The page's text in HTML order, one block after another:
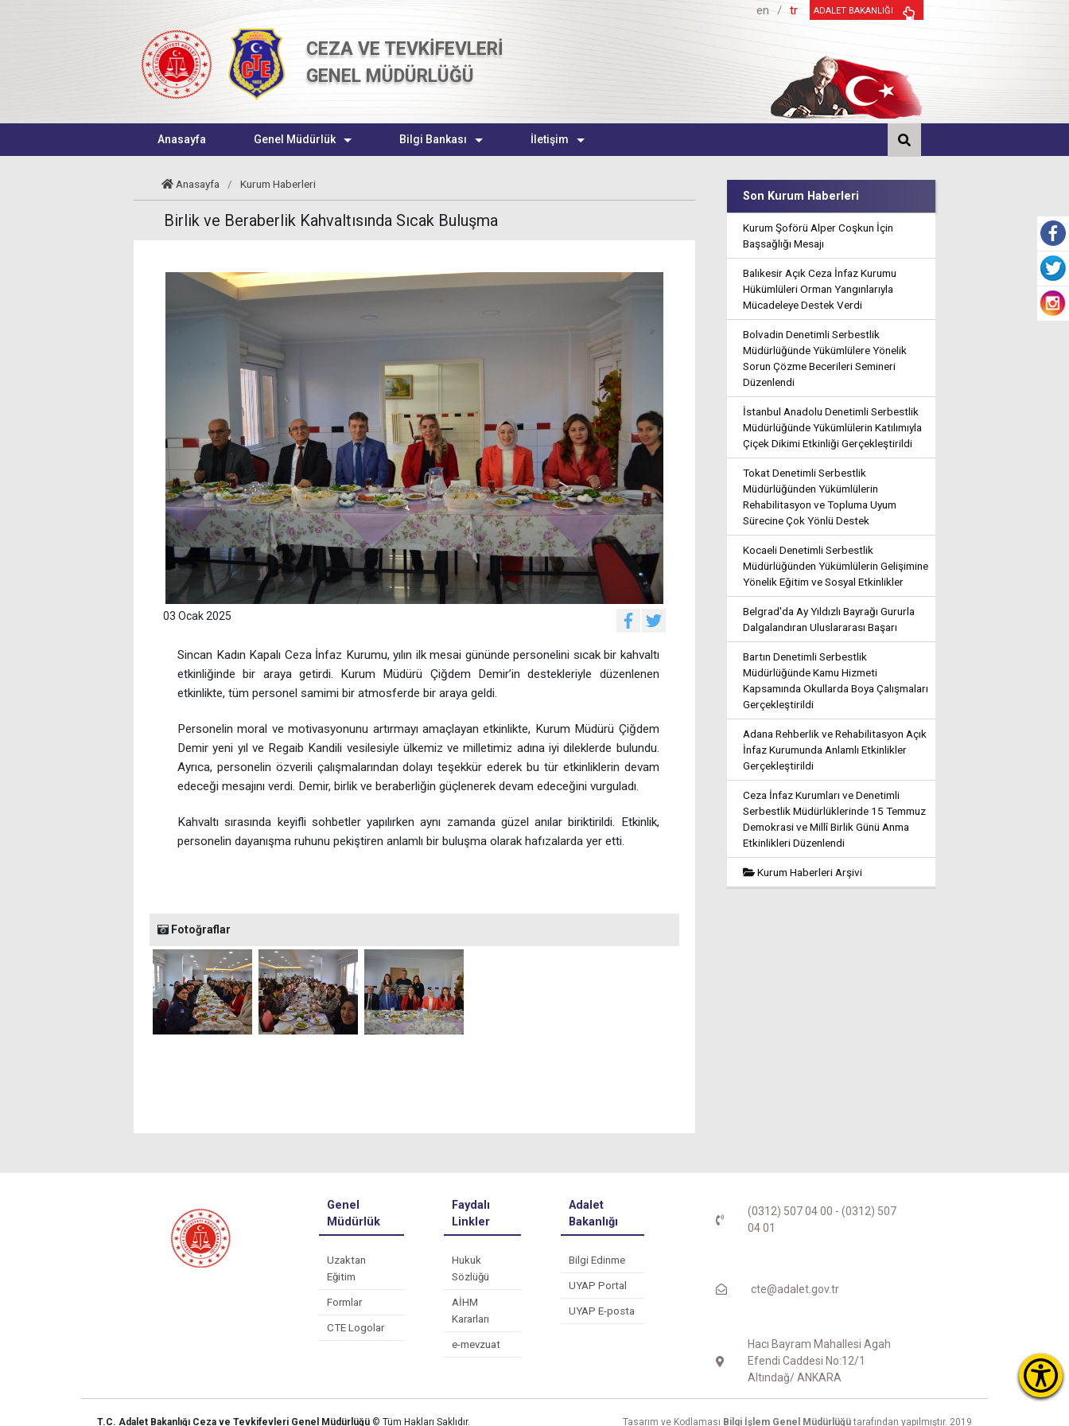
CEZA VE TEVKİFEVLERİ
GENEL MÜDÜRLÜĞÜ
en / tr ADALET BAKANLIĞI
Anasayfa Genel Müdürlük Bilgi Bankası İletişim
Anasayfa / Kurum Haberleri
Birlik ve Beraberlik Kahvaltısında Sıcak Buluşma
03 Ocak 2025
Sincan Kadın Kapalı Ceza İnfaz Kurumu, yılın ilk mesai gününde personelini sıcak bir kahvaltı
etkinliğinde bir araya getirdi. Kurum Müdürü Çiğdem Demir’in destekleriyle düzenlenen
etkinlikte, tüm personel samimi bir atmosferde bir araya geldi.
Personelin moral ve motivasyonunu artırmayı amaçlayan etkinlikte, Kurum Müdürü Çiğdem
Demir yeni yıl ve Regaib Kandili vesilesiyle ülkemiz ve milletimiz adına iyi dileklerde bulundu.
Ayrıca, personelin özverili çalışmalarından dolayı teşekkür ederek bu tür etkinliklerin devam
edeceği mesajını verdi. Demir, birlik ve beraberliğin güçlenerek devam edeceğini vurguladı.
Kahvaltı sırasında keyifli sohbetler yapılırken aynı zamanda güzel anılar biriktirildi. Etkinlik,
personelin dayanışma ruhunu pekiştiren anlamlı bir buluşma olarak hafızalarda yer etti.
Fotoğraflar
Son Kurum Haberleri
Kurum Şoförü Alper Coşkun İçin
Başsağlığı Mesajı
Balıkesir Açık Ceza İnfaz Kurumu
Hükümlüleri Orman Yangınlarıyla
Mücadeleye Destek Verdi
Bolvadin Denetimli Serbestlik
Müdürlüğünde Yükümlülere Yönelik
Sorun Çözme Becerileri Semineri
Düzenlendi
İstanbul Anadolu Denetimli Serbestlik
Müdürlüğünde Yükümlülerin Katılımıyla
Çiçek Dikimi Etkinliği Gerçekleştirildi
Tokat Denetimli Serbestlik
Müdürlüğünden Yükümlülerin
Rehabilitasyon ve Topluma Uyum
Sürecine Çok Yönlü Destek
Kocaeli Denetimli Serbestlik
Müdürlüğünden Yükümlülerin Gelişimine
Yönelik Eğitim ve Sosyal Etkinlikler
Belgrad'da Ay Yıldızlı Bayrağı Gururla
Dalgalandıran Uluslararası Başarı
Bartın Denetimli Serbestlik
Müdürlüğünde Kamu Hizmeti
Kapsamında Okullarda Boya Çalışmaları
Gerçekleştirildi
Adana Rehberlik ve Rehabilitasyon Açık
İnfaz Kurumunda Anlamlı Etkinlikler
Gerçekleştirildi
Ceza İnfaz Kurumları ve Denetimli
Serbestlik Müdürlüklerinde 15 Temmuz
Demokrasi ve Millî Birlik Günü Anma
Etkinlikleri Düzenlendi
Kurum Haberleri Arşivi
Genel
Müdürlük
Uzaktan
Eğitim
Formlar
CTE Logolar
Faydalı
Linkler
Hukuk
Sözlüğü
AİHM
Kararları
e-mevzuat
Adalet
Bakanlığı
Bilgi Edinme
UYAP Portal
UYAP E-posta
(0312) 507 04 00 - (0312) 507
04 01
cte@adalet.gov.tr
Hacı Bayram Mahallesi Agah
Efendi Caddesi No:12/1
Altındağ/ ANKARA
T.C. Adalet Bakanlığı Ceza ve Tevkifevleri Genel Müdürlüğü © Tüm Hakları Saklıdır. Tasarım ve Kodlaması Bilgi İşlem Genel Müdürlüğütarafından yapılmıştır. 2019